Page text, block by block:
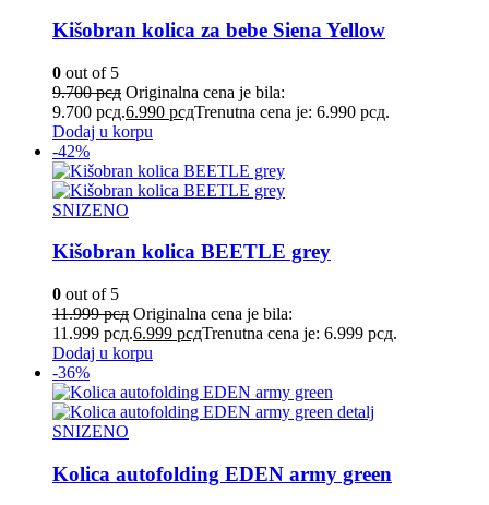
Kišobran kolica za bebe Siena Yellow
0 out of 5
9.700рсд Originalna cena je bila:
9.700 рсд.6.990 рсдTrenutna cena je: 6.990 рсд.
Dodaj u korpu
-42%
SNIZENO
Kišobran kolica BEETLE grey
0 out of 5
11.999рсд Originalna cena je bila:
11.999 рсд.6.999 рсдTrenutna cena je: 6.999 рсд.
Dodaj u korpu
-36%
SNIZENO
Kolica autofolding EDEN army green